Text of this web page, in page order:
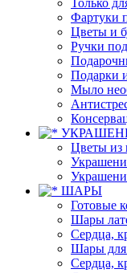
Только
Фартуки
Цветы и
Ручки
Подарки
Мыло
Цветы из
ШАРЫ
Готовые
Шары
Сердца,
Шары для
Сердца,